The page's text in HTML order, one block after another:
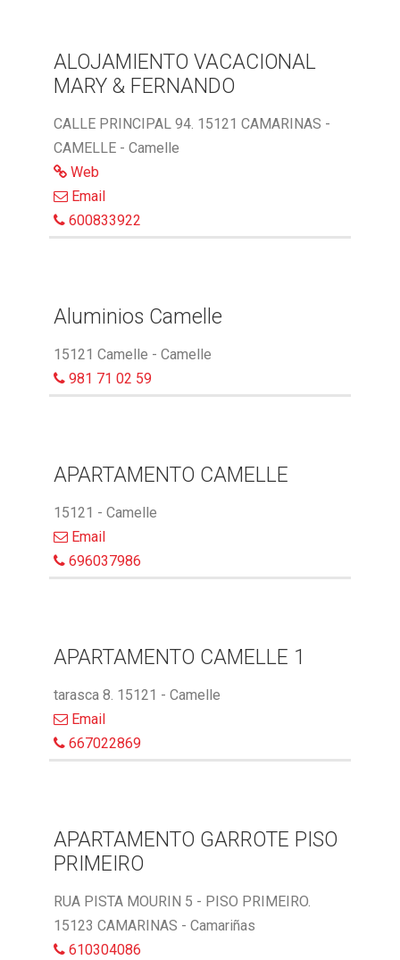
ALOJAMIENTO VACACIONAL
MARY & FERNANDO
CALLE PRINCIPAL 94. 15121 CAMARINAS -
CAMELLE - Camelle
Web
Email
600833922
Aluminios Camelle
15121 Camelle - Camelle
981 71 02 59
APARTAMENTO CAMELLE
15121 - Camelle
Email
696037986
APARTAMENTO CAMELLE 1
tarasca 8. 15121 - Camelle
Email
667022869
APARTAMENTO GARROTE PISO
PRIMEIRO
RUA PISTA MOURIN 5 - PISO PRIMEIRO.
15123 CAMARINAS - Camariñas
610304086